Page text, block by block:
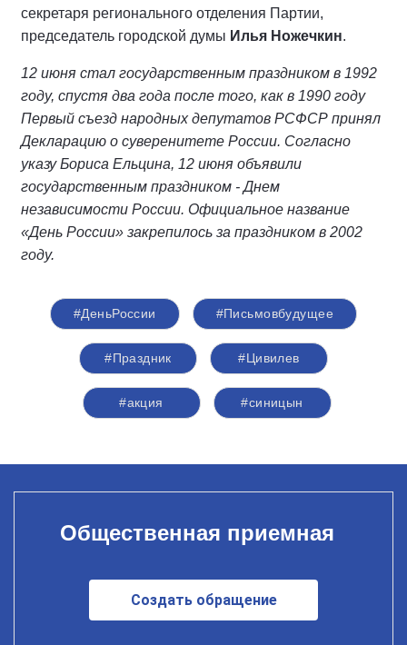
секретаря регионального отделения Партии,
председатель городской думы Илья Ножечкин.
12 июня стал государственным праздником в 1992
году, спустя два года после того, как в 1990 году
Первый съезд народных депутатов РСФСР принял
Декларацию о суверенитете России. Согласно
указу Бориса Ельцина, 12 июня объявили
государственным праздником - Днем
независимости России. Официальное название
«День России» закрепилось за праздником в 2002
году.
#ДеньРоссии #Письмовбудущее
#Праздник #Цивилев
#акция #синицын
Общественная приемная
Создать обращение